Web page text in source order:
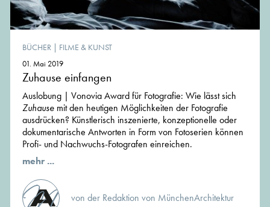
BÜCHER | FILME & KUNST
01. Mai 2019
Zuhause einfangen
Auslobung | Vonovia Award für Fotografie: Wie lässt sich
Zuhause mit den heutigen Möglichkeiten der Fotografie
ausdrücken? Künstlerisch inszenierte, konzeptionelle oder
dokumentarische Antworten in Form von Fotoserien können
Profi- und Nachwuchs-Fotografen einreichen.
mehr ...
von der Redaktion von MünchenArchitektur